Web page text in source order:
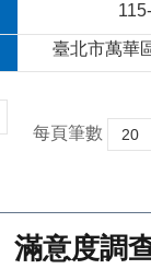
臺北市萬華
每頁筆數
滿意度調